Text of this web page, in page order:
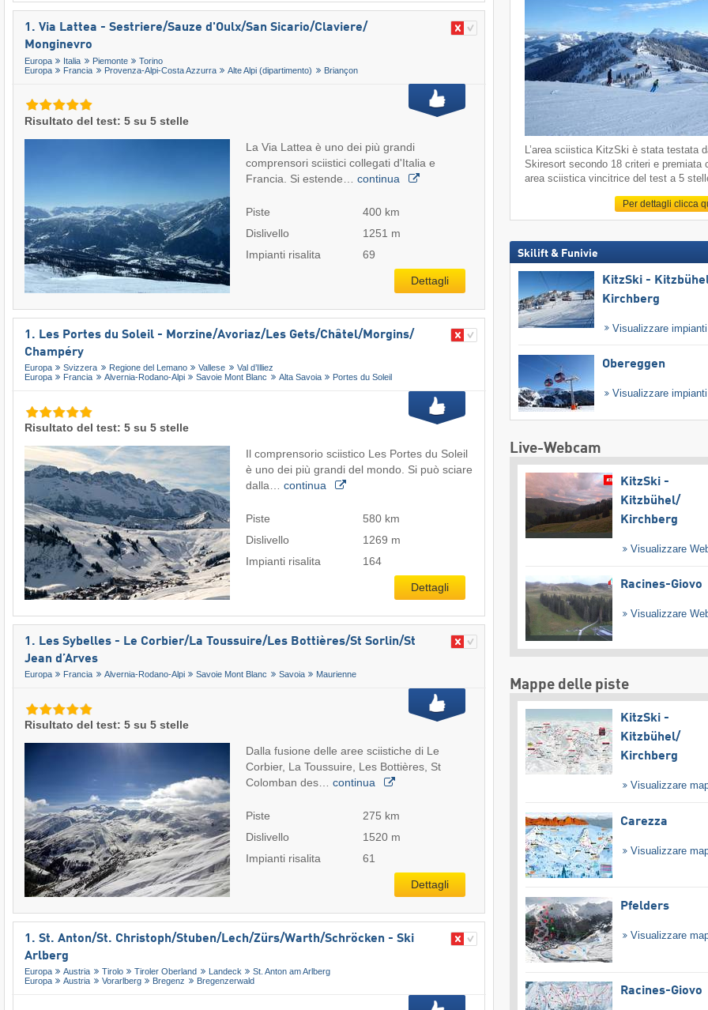
1. Via Lattea - Sestriere/​Sauze d'Oulx/​San Sicario/​Claviere/​
Monginevro
Europa Italia Piemonte
Torino
Europa
Francia Provenza-Alpi-Costa Azzurra Alte Alpi (dipartimento) Briançon
Risultato del test: 5 su 5 stelle
La Via Lattea è uno dei più grandi
comprensori sciistici collegati d'Italia e
Francia. Si estende… continua
Piste
400 km
Dislivello
1251 m
Impianti risalita
69
Dettagli
1. Les Portes du Soleil - Morzine/​Avoriaz/​Les Gets/​Châtel/​Morgins/​
Champéry
Europa Svizzera Regione del Lemano Vallese
Val d’Illiez
Europa
Francia Alvernia-Rodano-Alpi Savoie Mont Blanc Alta Savoia Portes du Soleil
Risultato del test: 5 su 5 stelle
Il comprensorio sciistico Les Portes du Soleil
è uno dei più grandi del mondo. Si può sciare
dalla… continua
Piste
580 km
Dislivello
1269 m
Impianti risalita
164
Dettagli
1. Les Sybelles - Le Corbier/​La Toussuire/​Les Bottières/​St Sorlin/​St
Jean d’Arves
Europa Francia Alvernia-Rodano-Alpi Savoie Mont Blanc Savoia Maurienne
Risultato del test: 5 su 5 stelle
Dalla fusione delle aree sciistiche di Le
Corbier, La Toussuire, Les Bottières, St
Colomban des… continua
Piste
275 km
Dislivello
1520 m
Impianti risalita
61
Dettagli
1. St. Anton/​St. Christoph/​Stuben/​Lech/​Zürs/​Warth/​Schröcken - Ski
Arlberg
Europa Austria Tirolo Tiroler Oberland Landeck
St. Anton am Arlberg
Europa
Austria Vorarlberg Bregenz Bregenzerwald
L’area sciistica KitzSki è stata testata
Skiresort secondo 18 criteri e premiata
area sciistica vincitrice del test a 5
Per dettagli clicca
Skilift & Funivie
KitzSki -
Kirchberg
Visualizzare
Obereggen
Visualizzare
Live-Webcam
KitzSki -
Kitzbühel/​
Kirchberg
Visualizzare
Racines-Giovo
Visualizzare
Mappe delle piste
KitzSki -
Kitzbühel/​
Kirchberg
Visualizzare
Carezza
Visualizzare
Pfelders
Visualizzare
Racines-Giovo